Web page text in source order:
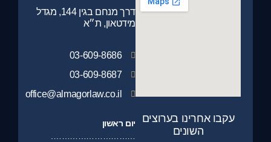
עקבו אחרינו בערוצים
השונים
דרך מנחם בגין 144, מגדל
מידטאון, ת״א
03-609-8686
03-609-8687
office@almagorlaw.co.il
יום ראשון
………………………….